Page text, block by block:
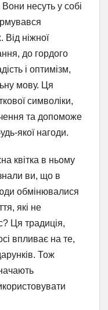
несуть у собі
Від ніжної
до гордого
і оптимізм,
мову. Ця
символіки,
та допоможе
якої нагоди.
квітка в ньому
ви, що в
обмінювалися
які не
Ця традиція,
впливає на те,
Тож